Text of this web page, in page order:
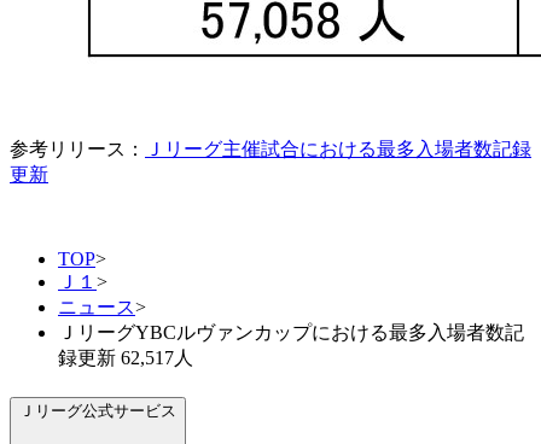
参考リリース：
Ｊリーグ主催試合における最多入場者数記録
更新
TOP>
Ｊ１ >
ニュース>
ＪリーグYBCルヴァンカップにおける最多入場者数記
録更新 62,517人
Ｊリーグ公式サービス